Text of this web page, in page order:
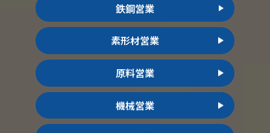
鉄鋼営業
素形材営業
原料営業
機械営業